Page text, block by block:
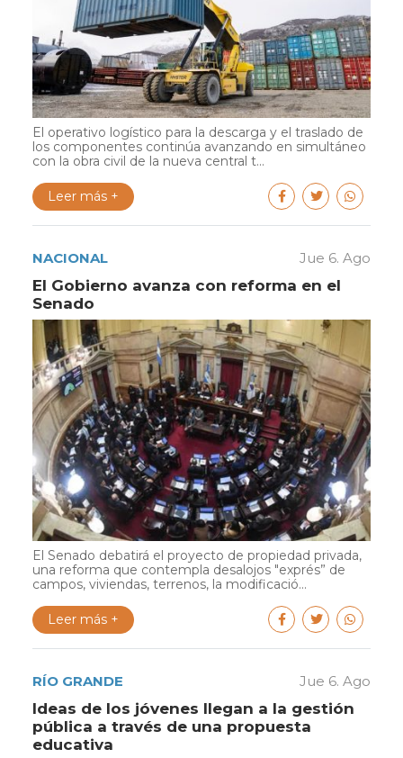
El operativo logístico para la descarga y el traslado de
los componentes continúa avanzando en simultáneo
con la obra civil de la nueva central t...
Leer más +
NACIONAL Jue 6. Ago
El Gobierno avanza con reforma en el
Senado
El Senado debatirá el proyecto de propiedad privada,
una reforma que contempla desalojos "exprés” de
campos, viviendas, terrenos, la modificació...
Leer más +
RÍO GRANDE Jue 6. Ago
Ideas de los jóvenes llegan a la gestión
pública a través de una propuesta
educativa